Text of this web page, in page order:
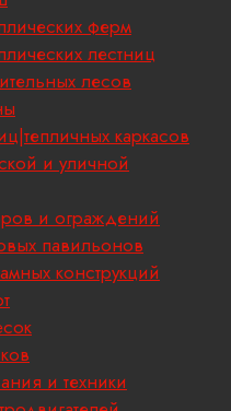
ферм
лестниц
лесов
каркасов
и уличной
и ограждений
павильонов
конструкций
и техники